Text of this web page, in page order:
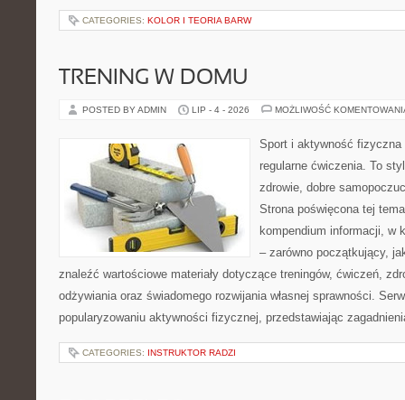
CATEGORIES: KOLOR I TEORIA BARW
TRENING W DOMU
POSTED BY ADMIN LIP - 4 - 2026 MOŻLIWOŚĆ
Sport i aktywność
regularne ćwiczenia. To
zdrowie, dobre
Strona poświęcona tej
kompendium informacji, w
– zarówno początkujący,
znaleźć wartościowe materiały dotyczące treningów, ćwiczeń,
odżywiania oraz świadomego rozwijania własnej sprawności.
popularyzowaniu aktywności fizycznej, przedstawiając
CATEGORIES: INSTRUKTOR RADZI